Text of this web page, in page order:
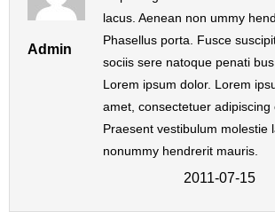
Admin
lacus. Aenean non ummy
Phasellus porta. Fusce
sociis sere natoque penati
Lorem ipsum dolor. Lorem
amet, consectetuer adipiscing
Praesent vestibulum molestie
nonummy hendrerit mauris.
2011-07-15